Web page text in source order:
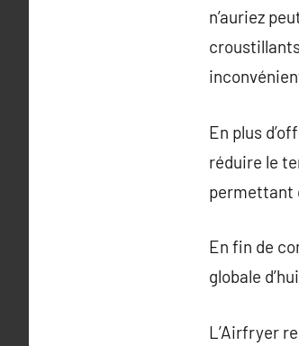
n’auriez
En plus
réduire le
permettant
En fin de
globale
L’Airfryer